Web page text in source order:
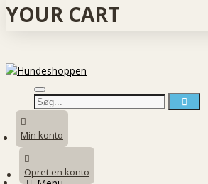
YOUR CART
Min konto
Opret en konto